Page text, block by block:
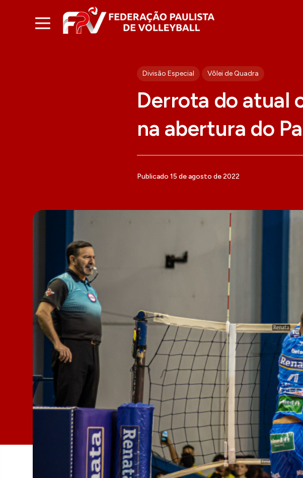
Divisão Especial Vôlei de Quadra
Derrota do atual
na abertura do
Publicado 15 de agosto de 2022